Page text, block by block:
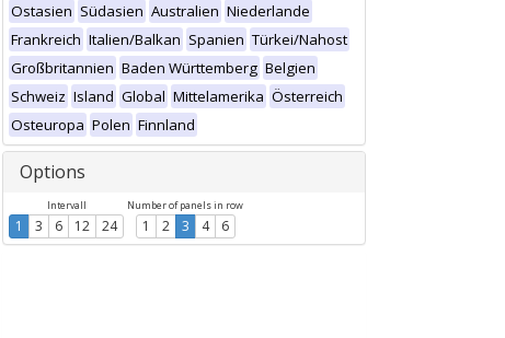
Ostasien Südasien Australien Niederlande
Frankreich Italien/Balkan Spanien Türkei/Nahost
Großbritannien Baden Württemberg Belgien
Schweiz Island Global Mittelamerika Österreich
Osteuropa Polen Finnland
Options
Intervall
1 3 6 12 24
Number of panels in row
1 2 3 4 6